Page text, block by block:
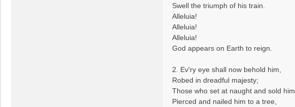
Swell the triumph of his train.
Alleluia!
Alleluia!
Alleluia!
God appears on Earth to reign.
2. Ev'ry eye shall now behold him,
Robed in dreadful majesty;
Those who set at naught and sold him,
Pierced and nailed him to a tree,